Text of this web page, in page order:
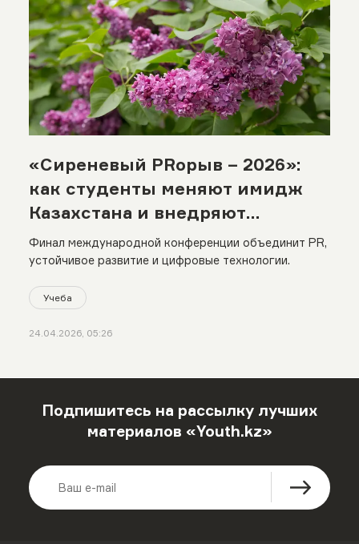
«Сиреневый PRорыв – 2026»:
как студенты меняют имидж
Казахстана и внедряют
экологические практики
Финал международной конференции объединит PR,
устойчивое развитие и цифровые технологии.
Учеба
24.04.2026, 05:26
Подпишитесь на рассылку лучших
материалов «Youth.kz»